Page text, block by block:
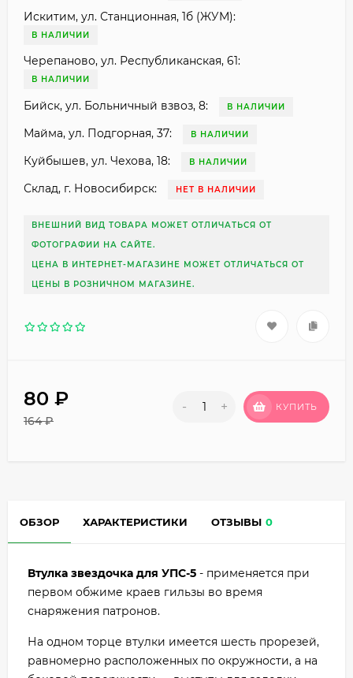
Искитим, ул. Станционная, 1б (ЖУМ):
В НАЛИЧИИ
Черепаново, ул. Республиканская, 61:
В НАЛИЧИИ
Бийск, ул. Больничный взвоз, 8: В НАЛИЧИИ
Майма, ул. Подгорная, 37: В НАЛИЧИИ
Куйбышев, ул. Чехова, 18: В НАЛИЧИИ
Склад, г. Новосибирск: НЕТ В НАЛИЧИИ
ВНЕШНИЙ ВИД ТОВАРА МОЖЕТ ОТЛИЧАТЬСЯ ОТ
ФОТОГРАФИИ НА САЙТЕ.
ЦЕНА В ИНТЕРНЕТ-МАГАЗИНЕ МОЖЕТ ОТЛИЧАТЬСЯ ОТ
ЦЕНЫ В РОЗНИЧНОМ МАГАЗИНЕ.
80 ₽
164₽
- + КУПИТЬ
ОБЗОР ХАРАКТЕРИСТИКИ ОТЗЫВЫ 0
Втулка звездочка для УПС-5 - применяется при
первом обжиме краев гильзы во время
снаряжения патронов.
На одном торце втулки имеется шесть прорезей,
равномерно расположенных по окружности, а на